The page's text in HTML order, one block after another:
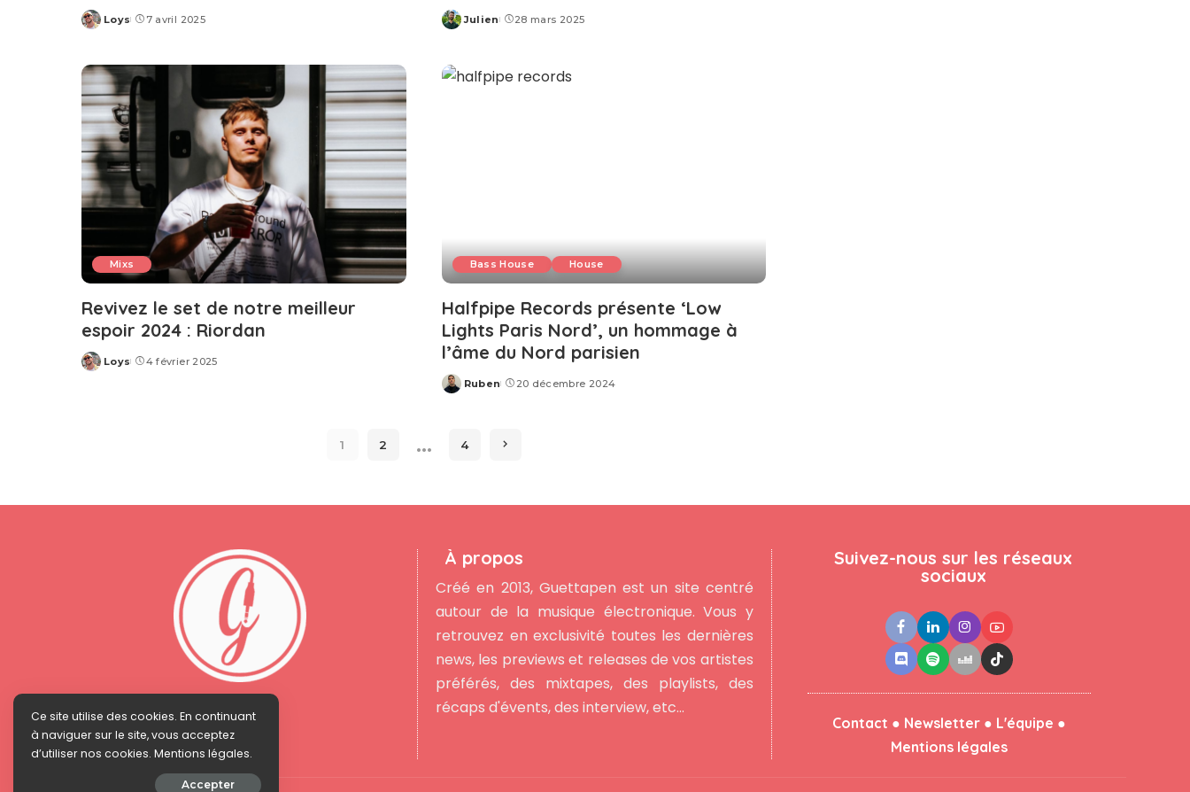
Posted
Loys 7 avril 2025
Posted
Julien 28 mars 2025
Mixs
Revivez le set de notre meilleur
espoir 2024 : Riordan
Posted
Loys 4 février 2025
Bass House House
Halfpipe Records présente ‘Low
Lights Paris Nord’, un hommage à
l’âme du Nord parisien
Posted
Ruben 20 décembre 2024
1 2 … 4
À propos
Créé en 2013, Guettapen est un site centré
autour de la musique électronique. Vous y
retrouvez en exclusivité toutes les dernières
news, les previews et releases de vos artistes
préférés, des mixtapes, des playlists, des
récaps d'évents, des interview, etc...
Suivez-nous sur les réseaux
sociaux
Contact ● Newsletter ● L'équipe ●
Mentions légales
Ce site utilise des cookies. En continuant
à naviguer sur le site, vous acceptez
d’utiliser nos cookies. Mentions légales.
Accepter